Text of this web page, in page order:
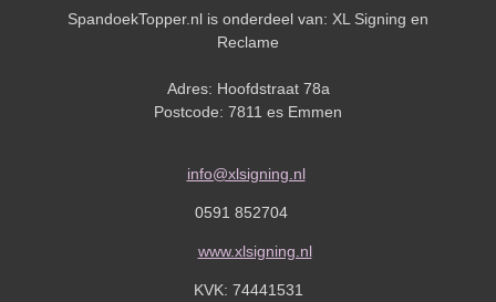
SpandoekTopper.nl is onderdeel van: XL Signing en
Reclame
Adres: Hoofdstraat 78a
Postcode: 7811 es Emmen
info@xlsigning.nl
0591 852704
www.xlsigning.nl
KVK: 74441531